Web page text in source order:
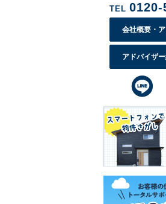
TEL 0120-
会社概要・
アドバイザ